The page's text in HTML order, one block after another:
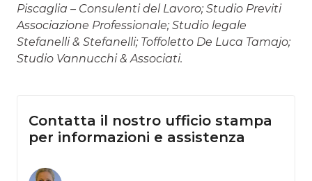
Piscaglia – Consulenti del Lavoro; Studio Previti
Associazione Professionale; Studio legale
Stefanelli & Stefanelli; Toffoletto De Luca Tamajo;
Studio Vannucchi & Associati.
Contatta il nostro ufficio stampa
per informazioni e assistenza